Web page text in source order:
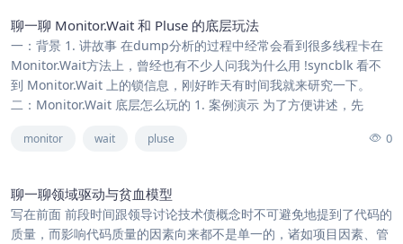
聊一聊 Monitor.Wait 和 Pluse 的底层玩法
一：背景 1. 讲故事 在dump分析的过程中经常会看到很多线程卡在
Monitor.Wait方法上，曾经也有不少人问我为什么用 !syncblk 看不
到 Monitor.Wait 上的锁信息，刚好昨天有时间我就来研究一下。
二：Monitor.Wait 底层怎么玩的 1. 案例演示 为了方便讲述，先
monitor wait pluse 0
聊一聊领域驱动与贫血模型
写在前面 前段时间跟领导讨论技术债概念时不可避免地提到了代码的
质量，而影响代码质量的因素向来都不是单一的，诸如项目因素、管